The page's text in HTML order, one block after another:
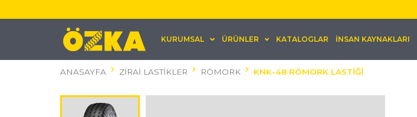
KURUMSAL ÜRÜNLER KATALOGLAR İNSAN KAYNAKLARI
ANASAYFA ZİRAİ LASTİKLER RÖMORK KNK-48 RÖMORK LASTİĞİ